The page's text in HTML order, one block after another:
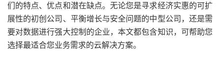
们的特点、优点和潜在缺点。无论您是寻求经济实惠的可扩
展性的初创公司、平衡增长与安全问题的中型公司，还是需
要对数据进行强大控制的企业，本文都包含知识，可帮助您
选择最适合您业务需求的云解决方案。